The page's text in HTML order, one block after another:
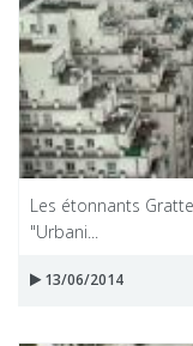
Les étonnants
"Urbani...
13/06/2014